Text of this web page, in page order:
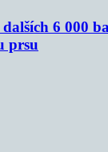
6 000
prsu